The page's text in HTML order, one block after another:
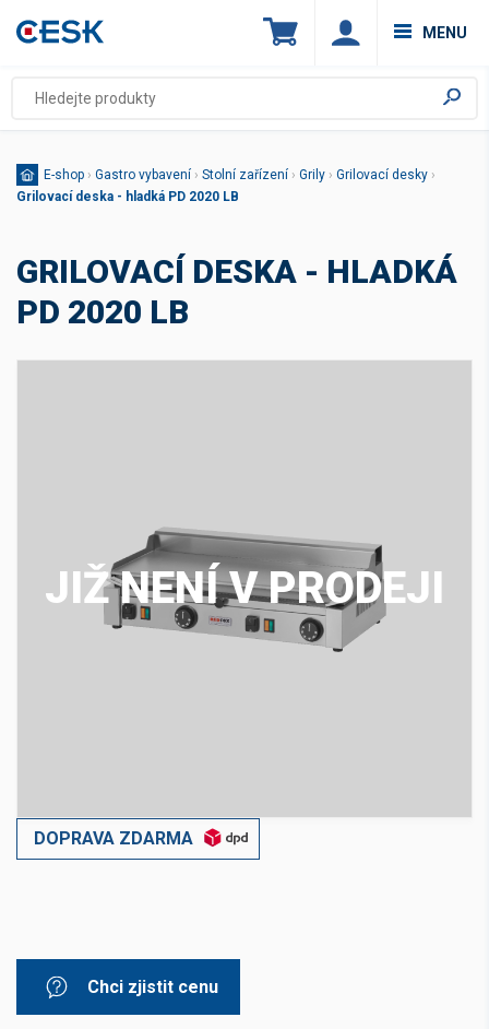
MENU
E-shop › Gastro vybavení › Stolní zařízení › Grily › Grilovací desky ›
Grilovací deska - hladká PD 2020 LB
GRILOVACÍ DESKA - HLADKÁ
PD 2020 LB
JIŽ NENÍ V PRODEJI
DOPRAVA ZDARMA
Chci zjistit cenu